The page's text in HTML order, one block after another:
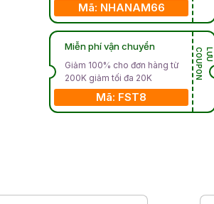
Mã: NHANAM66
Miễn phí vận chuyển
Giảm 100% cho đơn hàng từ
200K giảm tối đa 20K
Mã: FST8
L
Ư
U
C
O
U
P
O
N